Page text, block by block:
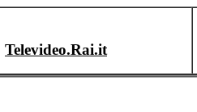
Televideo.Rai.it